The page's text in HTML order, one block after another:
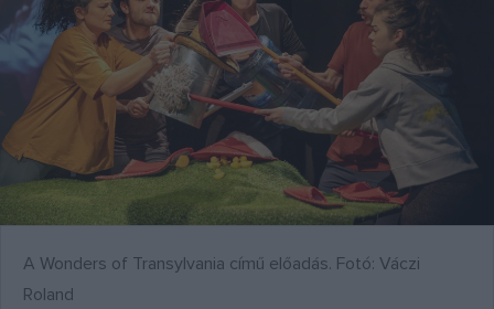
A Wonders of Transylvania című előadás. Fotó: Váczi
Roland